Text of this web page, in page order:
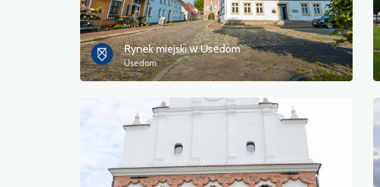
Rynek miejski w Usedom
Usedom